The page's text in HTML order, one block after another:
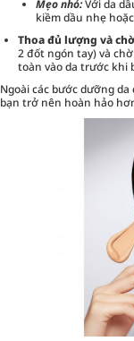
Mẹo nhỏ:Với da
kiềm dầu nhẹ
Thoa đủ lượng và
2 đốt ngón tay) và
toàn vào da trước khi
Ngoài các bước dưỡng
bạn trở nên hoàn hảo